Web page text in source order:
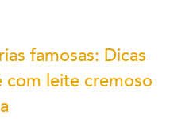
famosas: Dicas
com leite cremoso